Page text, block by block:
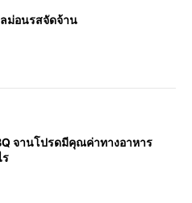
ม่อนรสจัดจ้าน
จานโปรดมีคุณค่าทางอาหาร
ร